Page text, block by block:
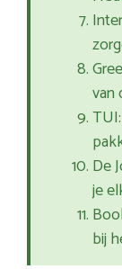
van
De
je
bij